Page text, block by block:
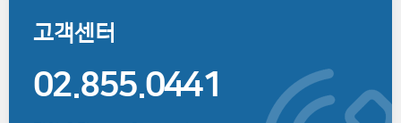
고객센터
02.855.0441